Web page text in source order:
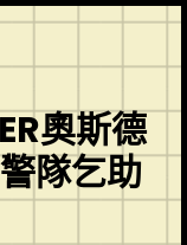
奧斯德
隊乞助